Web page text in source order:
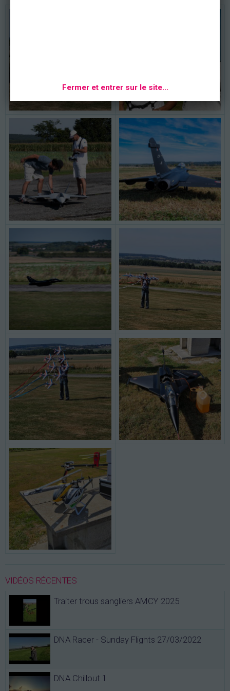
VIDÉOS RÉCENTES
Traiter trous sangliers AMCY 2025
DNA Racer - Sunday Flights 27/03/2022
DNA Chillout 1
Fermer et entrer sur le site...